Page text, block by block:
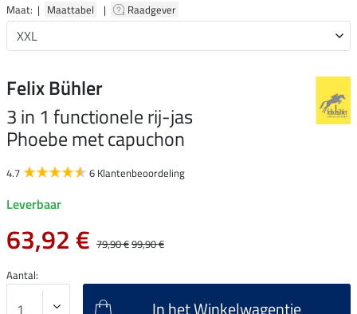
Maat: | Maattabel | Raadgever
Felix Bühler
3 in 1 functionele rij-jas
Phoebe met capuchon
4.7 6 Klantenbeoordeling
Leverbaar
63,92 € 79,90 €99,90 €
Aantal:
In het Winkelwagentje